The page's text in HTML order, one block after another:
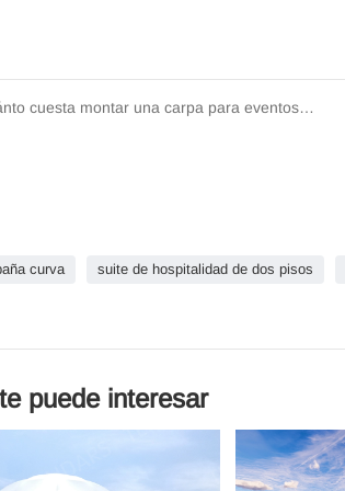
cuesta montar una carpa para eventos? | Análisis de Tendars
curva suite de hospitalidad de dos pisos
puede interesar